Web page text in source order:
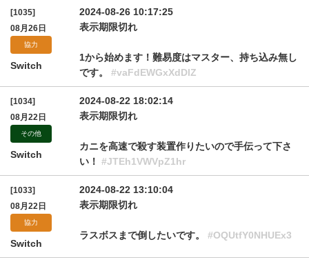
[1035]
08月26日
協力
Switch
2024-08-26 10:17:25
表示期限切れ
1から始めます！難易度はマスター、持ち込み無し
です。 #vaFdEWGxXdDlZ
[1034]
08月22日
その他
Switch
2024-08-22 18:02:14
表示期限切れ
カニを高速で殺す装置作りたいので手伝って下さ
い！ #JTEh1VWVpZ1hr
[1033]
08月22日
協力
Switch
2024-08-22 13:10:04
表示期限切れ
ラスボスまで倒したいです。 #OQUtfY0NHUEx3